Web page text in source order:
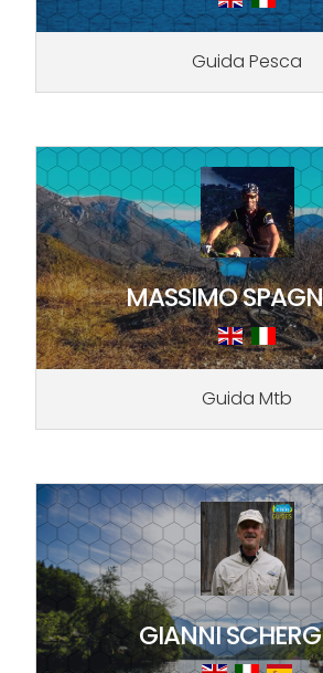
Guida Pesca
MASSIMO
Guida Mtb
GIANNI